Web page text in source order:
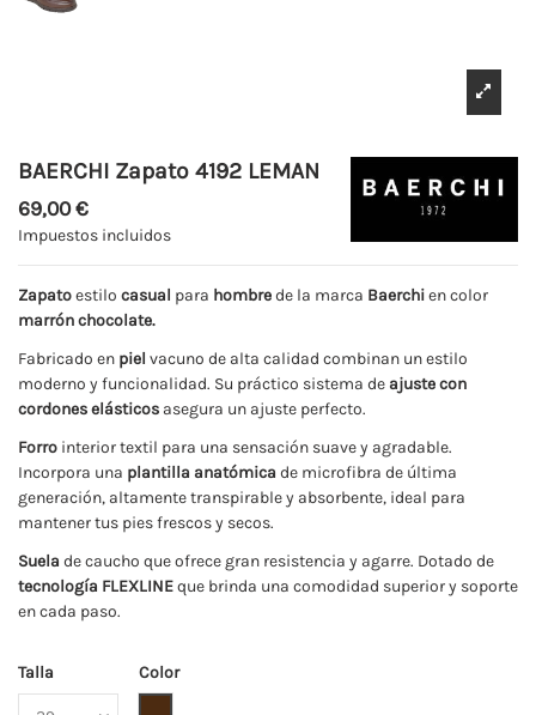
BAERCHI Zapato 4192 LEMAN
69,00 €
Impuestos incluidos
Zapatoestilo casual para hombrede la marca Baerchien color
marrón chocolate.
Fabricado en piel vacuno de alta calidad combinan un estilo
moderno y funcionalidad. Su práctico sistema de ajuste con
cordones elásticos asegura un ajuste perfecto.
Forro interior textil para una sensación suave y agradable.
Incorpora una plantilla anatómica de microfibra de última
generación, altamente transpirable y absorbente, ideal para
mantener tus pies frescos y secos.
Suela de caucho que ofrece gran resistencia y agarre. Dotado de
tecnología FLEXLINEque brinda una comodidad superior y soporte
en cada paso.
Talla
Color